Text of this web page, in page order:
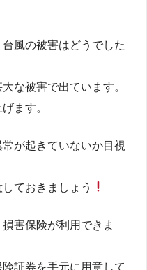
風の被害はどうでした
な被害で出ています。
ます。
が起きていないか目視
ておきましょう
害保険が利用できま
証券を手元に用意して